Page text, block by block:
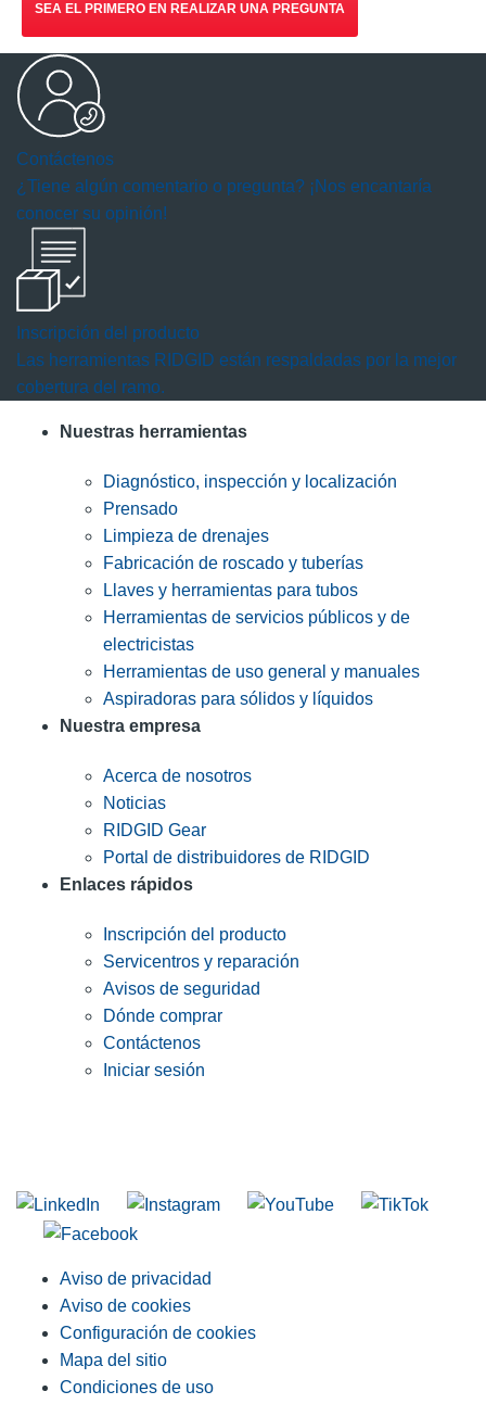
SEA EL PRIMERO EN REALIZAR UNA PREGUNTA
Contáctenos
¿Tiene algún comentario o pregunta? ¡Nos encantaría
conocer su opinión!
Inscripción del producto
Las herramientas RIDGID están respaldadas por la mejor
cobertura del ramo.
Nuestras herramientas
Diagnóstico, inspección y localización
Prensado
Limpieza de drenajes
Fabricación de roscado y tuberías
Llaves y herramientas para tubos
Herramientas de servicios públicos y de
electricistas
Herramientas de uso general y manuales
Aspiradoras para sólidos y líquidos
Nuestra empresa
Acerca de nosotros
Noticias
RIDGID Gear
Portal de distribuidores de RIDGID
Enlaces rápidos
Inscripción del producto
Servicentros y reparación
Avisos de seguridad
Dónde comprar
Contáctenos
Iniciar sesión
Aviso de privacidad
Aviso de cookies
Configuración de cookies
Mapa del sitio
Condiciones de uso